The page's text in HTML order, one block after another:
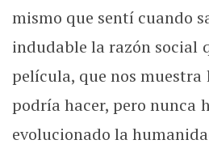
mismo que sentí cuando
indudable la razón social
película, que nos
podría hacer, pero nunca
evolucionado la